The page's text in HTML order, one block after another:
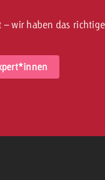
wir haben das